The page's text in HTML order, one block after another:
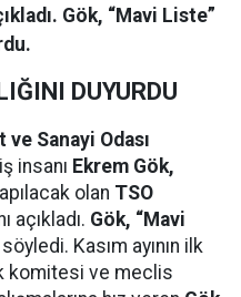
Gök, “Mavi Liste”
DUYURDU
Sanayi Odası
insanı Ekrem Gök,
olan TSO
açıkladı. Gök, “Mavi
Kasım ayının ilk
komitesi ve meclis